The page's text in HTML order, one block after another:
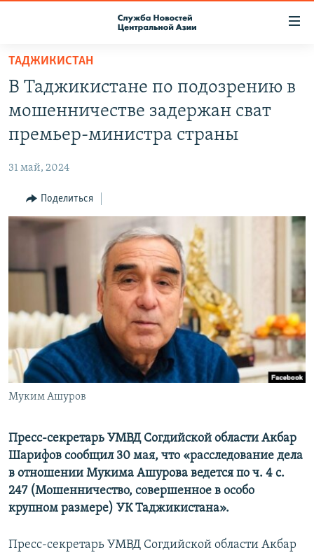
Вернуться
основному
содержанию
главной
Вернутся
поиску
ПОДПИСКА
НАСТОЯЩЕЕ ВРЕМЯ
МИГРАНТ МЕДИА
ТАДЖИКИСТАН
В Таджикистане по подозрению в
мошенничестве задержан сват
премьер-министра страны
31 май, 2024
Поделиться
Муким Ашуров
Пресс-секретарь УМВД Согдийской области Акбар
Шарифов сообщил 30 мая, что «расследование дела
в отношении Мукима Ашурова ведется по ч. 4 с.
247 (Мошенничество, совершенное в особо
крупном размере) УК Таджикистана».
Пресс-секретарь УМВД Согдийской области Акбар